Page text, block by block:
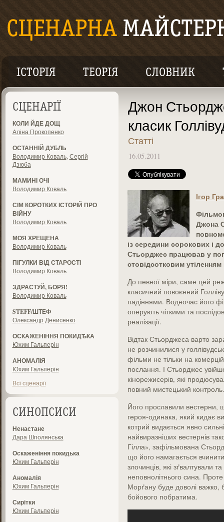
ІСТОРІЯ ТЕОРІЯ СЛОВНИК
СЦЕНАРІЇ
КОЛИ ЙДЕ ДОЩ
Аліна Прокопенко
ОСТАННІЙ ДУБЛЬ
Володимир Коваль, Сергій
Дзюба
МАМИНІ ОЧІ
Володимир Коваль
СІМ КОРОТКИХ ІСТОРІЙ ПРО
ВІЙНУ
Володимир Коваль
МОЯ ХРЕЩЕНА
Володимир Коваль
ПІГУЛКИ ВІД СТАРОСТІ
Володимир Коваль
ЗДРАСТУЙ, БОРЯ!
Володимир Коваль
STEFF/ШТЕФ
Олександр Денисенко
ОСКАЖЕНІННЯ ПОКИДѢКА
Юхим Гальперін
АНОМАЛІЯ
Юхим Гальперін
Всі сценарії
СИНОПСИСИ
Ненастане
Дара Шполянська
Оскаженіння покидька
Юхим Гальперін
Аномалія
Юхим Гальперін
Сирітки
Юхим Гальперін
Джон
класик
Статті
16.05.2011
Ігор
Джона
із середини сорокових і
Стьорджес працював у
стовідсотковим
До певної міри, саме цей
класичний повоєнний
падіннями. Водночас його
оперують чіткими та
реалізації.
Відтак Стьорджеса варто
не розчинилися у
фільми не тільки на
послання. І Стьорджес
кінорежисерів, які
повний мистецький контроль.
Його прославили вестерни,
героя-одинака, який кидає
котрий видається явно
найвиразніших вестернів
Гілла», зафільмована
що його намагається
злочинців, які зґвалтували
неповнолітнього сина.
Морґану буде доволі важко,
бойового побратима.